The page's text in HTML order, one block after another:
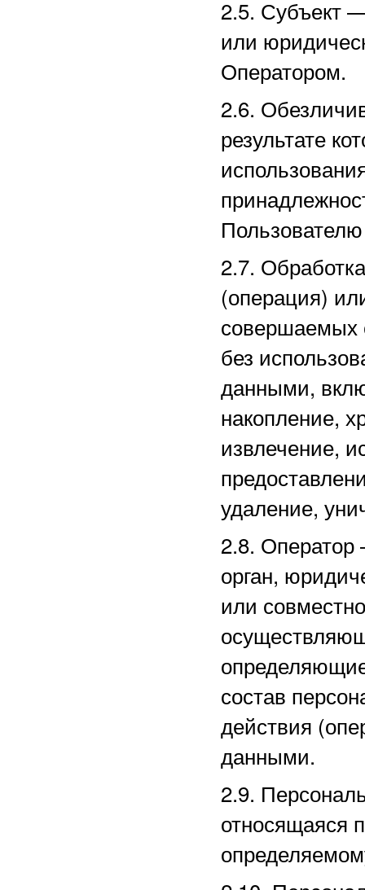
2.5. Субъект
или
Оператором.
2.6.
результате
2.7.
(операция)
совершаемых
без
данными,
накопление,
извлечение,
удаление,
2.8. Оператор
орган,
или
состав
действия
данными.
2.9.
относящаяся